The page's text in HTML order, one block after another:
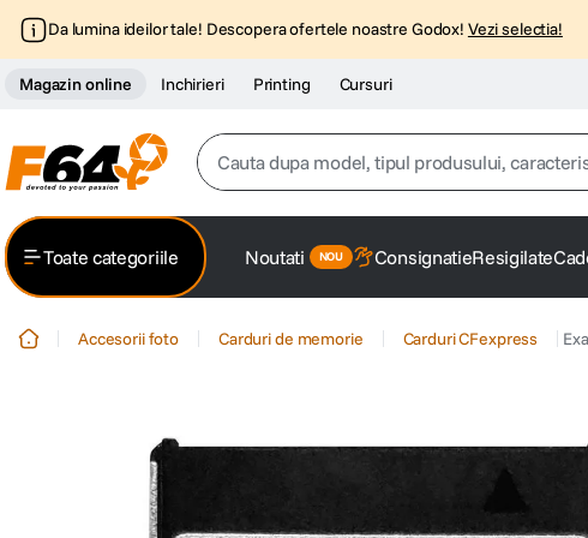
Da lumina ideilor tale! Descopera ofertele noastre Godox! Vezi selectia!
Magazin online Inchirieri Printing Cursuri
Cauta dupa model, tipul produsului,
2. trepied
Toate categoriile Noutati ConsignatieResigilate
Accesorii foto Carduri de memorie Carduri CFexpress